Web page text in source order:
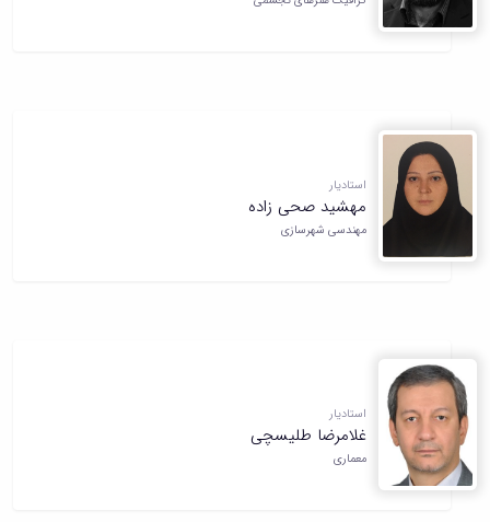
استادیار
مهشید صحی زاده
مهندسی شهرسازی
استادیار
غلامرضا طلیسچی
معماری